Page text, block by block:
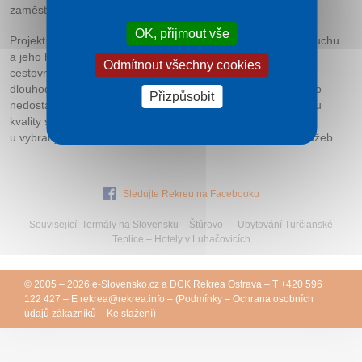
zaměstnanců. Vlastníky certifikátu jsme se stali 01.12.2014.
Projekt je systémovým nástrojem státní politiky cestovního ruchu
a jeho hlavním záměrem je přispět ke zvýšení kvality služeb
cestovního ruchu v České republice, jejíž úroveň je v ČR
dlouhodobě vnímána zejména zahraničními návštěvníky jako
nedostatečná. Výsledkem projektu je vznik Českého systému
kvality služeb včetně provedení certifikace kvality služeb
u vybraných organizací cestovního ruchu a navazujících služeb.
Sledujte Rekreu na Facebooku
Související: Termály na Slovensku – Štúrovo — Ubytování Turčianské
Teplice – Hotely v Luhačovicích
© 2005 – 2026 e-Slovensko.cz a DCK Rekrea Ostrava – T +420 596
122 427 – E rekrea@rekrea.info – (Podmínky – Ochrana osobních
údajů zákazníků – Ke stažení)
OK, přijmout vše
Odmítnout všechny cookies
Přizpůsobit